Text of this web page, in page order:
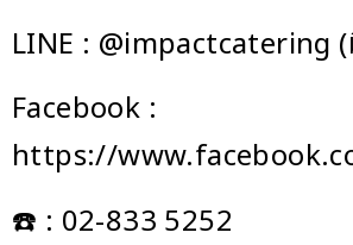
LINE : @impactcatering (
Facebook :
https://
☎️ : 02-833 5252